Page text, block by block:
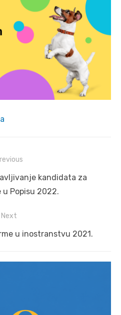
kandidata za
Popisu 2022.
Next
u inostranstvu 2021.